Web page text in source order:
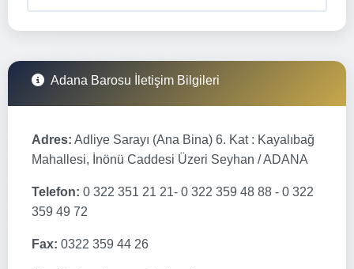
Adana Barosu İletişim Bilgileri
Adres: Adliye Sarayı (Ana Bina) 6. Kat : Kayalıbağ
Mahallesi, İnönü Caddesi Üzeri Seyhan / ADANA
Telefon: 0 322 351 21 21- 0 322 359 48 88 - 0 322
359 49 72
Fax: 0322 359 44 26